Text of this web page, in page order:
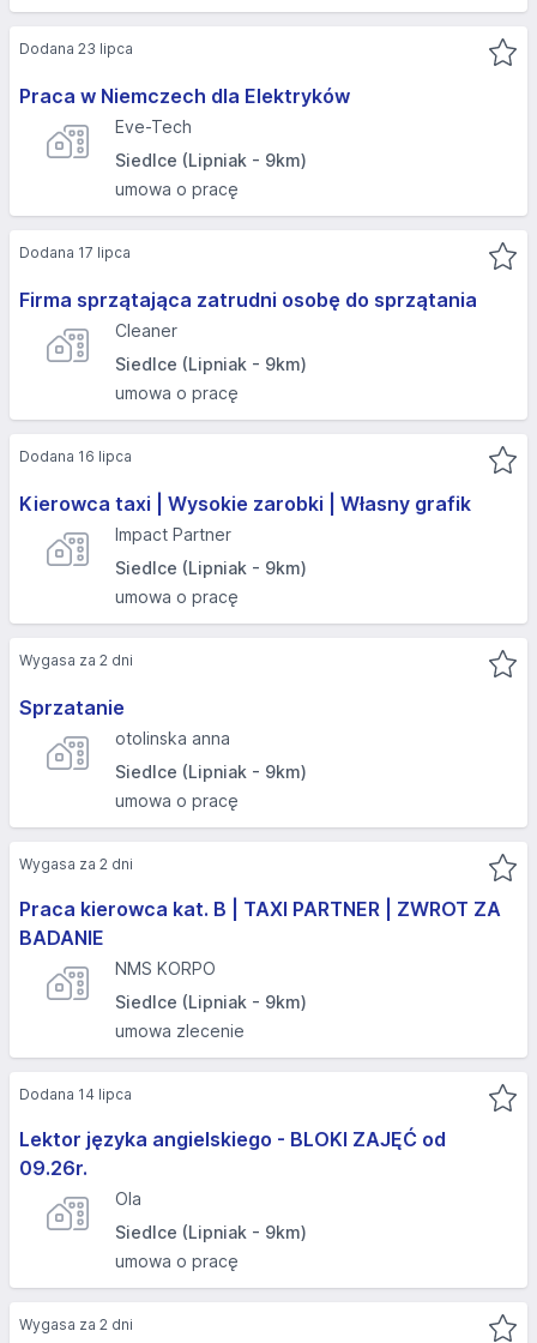
Praca w Niemczech dla Elektryków
Eve-Tech
Siedlce (Lipniak - 9km)
umowa o pracę
Dodana 23 lipca
Firma sprzątająca zatrudni osobę do sprzątania
Cleaner
Siedlce (Lipniak - 9km)
umowa o pracę
Dodana 17 lipca
Kierowca taxi | Wysokie zarobki | Własny grafik
Impact Partner
Siedlce (Lipniak - 9km)
umowa o pracę
Dodana 16 lipca
Sprzatanie
otolinska anna
Siedlce (Lipniak - 9km)
umowa o pracę
Wygasa za 2 dni
Praca kierowca kat. B | TAXI PARTNER | ZWROT ZA
BADANIE
NMS KORPO
Siedlce (Lipniak - 9km)
umowa zlecenie
Wygasa za 2 dni
Lektor języka angielskiego - BLOKI ZAJĘĆ od
09.26r.
Ola
Siedlce (Lipniak - 9km)
umowa o pracę
Dodana 14 lipca
Wygasa za 2 dni